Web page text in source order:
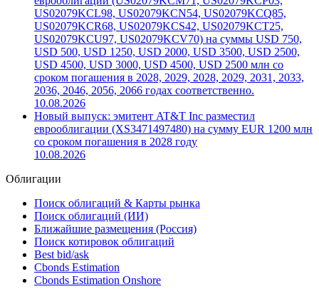
US02079KCL98, US02079KCN54, US02079KCQ85,
US02079KCR68, US02079KCS42, US02079KCT25,
US02079KCU97, US02079KCV70) на суммы USD 750,
USD 500, USD 1250, USD 2000, USD 3500, USD 2500,
USD 4500, USD 3000, USD 4500, USD 2500 млн со
сроком погашения в 2028, 2029, 2028, 2029, 2031, 2033,
2036, 2046, 2056, 2066 годах соответственно.
10.08.2026
Новый выпуск: эмитент AT&T Inc разместил
еврооблигации (XS3471497480) на сумму EUR 1200 млн
со сроком погашения в 2028 году
10.08.2026
Облигации
Поиск облигаций & Карты рынка
Поиск облигаций (ИИ)
Ближайшие размещения (Россия)
Поиск котировок облигаций
Best bid/ask
Cbonds Estimation
Cbonds Estimation Onshore